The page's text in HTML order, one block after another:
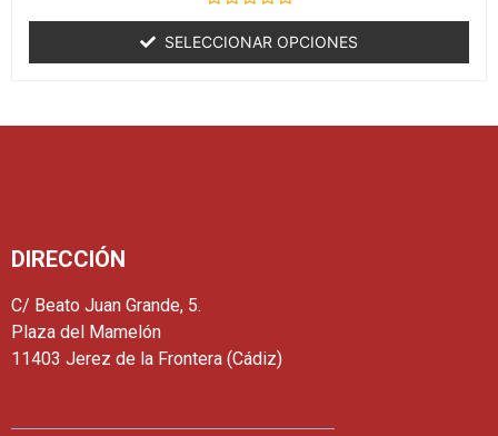
Valorado
con
0
de
SELECCIONAR OPCIONES
DIRECCIÓN
C/ Beato Juan Grande, 5.
Plaza del Mamelón
11403 Jerez de la Frontera (Cádiz)